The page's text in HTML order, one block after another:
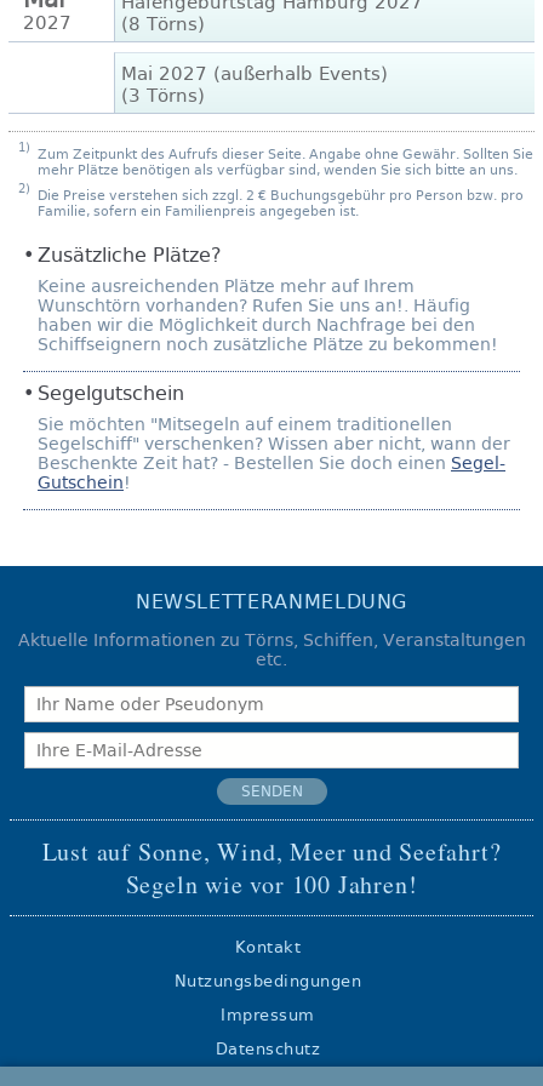
2027
(8 Törns)
Mai 2027 (außerhalb Events)
(3 Törns)
1) Zum Zeitpunkt des Aufrufs dieser Seite. Angabe ohne Gewähr. Sollten Sie
mehr Plätze benötigen als verfügbar sind, wenden Sie sich bitte an uns.
2) Die Preise verstehen sich zzgl. 2 € Buchungsgebühr pro Person bzw. pro
Familie, sofern ein Familienpreis angegeben ist.
Zusätzliche Plätze?
Keine ausreichenden Plätze mehr auf Ihrem
Wunschtörn vorhanden? Rufen Sie uns an!. Häufig
haben wir die Möglichkeit durch Nachfrage bei den
Schiffseignern noch zusätzliche Plätze zu bekommen!
Segelgutschein
Sie möchten "Mitsegeln auf einem traditionellen
Segelschiff" verschenken? Wissen aber nicht, wann der
Beschenkte Zeit hat? - Bestellen Sie doch einen Segel-
Gutschein!
NEWSLETTERANMELDUNG
Aktuelle Informationen zu Törns, Schiffen, Veranstaltungen
etc.
SENDEN
Lust auf Sonne, Wind, Meer und Seefahrt?
Segeln wie vor 100 Jahren!
Kontakt
Nutzungsbedingungen
Impressum
Datenschutz